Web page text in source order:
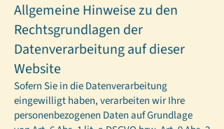
Allgemeine Hinweise zu den
Rechtsgrundlagen der
Datenverarbeitung auf dieser
Website
Sofern Sie in die Datenverarbeitung
eingewilligt haben, verarbeiten wir Ihre
personenbezogenen Daten auf Grundlage